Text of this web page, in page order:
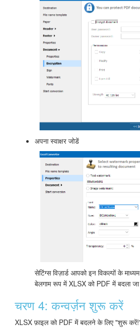
अपना स्वाक्षर जोडें
सेटिंग्स विज़ार्ड आपको इन विकल्पों के माध्यम
बेलगाम रूप में XLSX को PDF में बदला
चरण 4: कन्वर्ज़न शुरू करें
XLSX फ़ाइल को PDF में बदलने के लिए "शुरू